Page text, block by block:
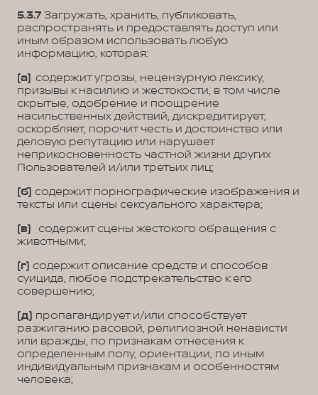
5.3.7 Загружать, хранить, публиковать,
распространять и предоставлять доступ или
иным образом использовать любую
информацию, которая:
(а) содержит угрозы, нецензурную лексику,
призывы к насилию и жестокости, в том числе
скрытые, одобрение и поощрение
насильственных действий, дискредитирует,
оскорбляет, порочит честь и достоинство или
деловую репутацию или нарушает
неприкосновенность частной жизни других
Пользователей и/или третьих лиц;
(б) содержит порнографические изображения и
тексты или сцены сексуального характера;
(в) содержит сцены жестокого обращения с
животными;
(г) содержит описание средств и способов
суицида, любое подстрекательство к его
совершению;
(д) пропагандирует и/или способствует
разжиганию расовой, религиозной ненависти
или вражды, по признакам отнесения к
определенным полу, ориентации, по иным
индивидуальным признакам и особенностям
человека;